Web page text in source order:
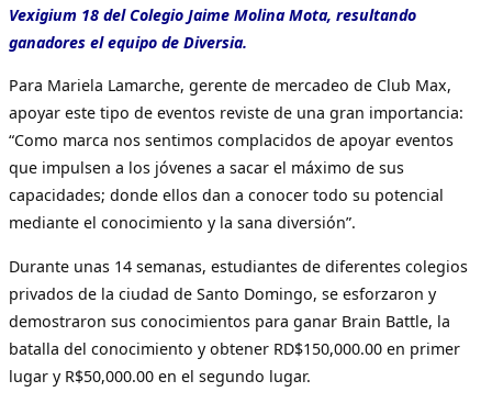
Vexigium 18 del Colegio Jaime Molina Mota, resultando
ganadores el equipo de Diversia.
Para Mariela Lamarche, gerente de mercadeo de Club Max,
apoyar este tipo de eventos reviste de una gran importancia:
“Como marca nos sentimos complacidos de apoyar eventos
que impulsen a los jóvenes a sacar el máximo de sus
capacidades; donde ellos dan a conocer todo su potencial
mediante el conocimiento y la sana diversión”.
Durante unas 14 semanas, estudiantes de diferentes colegios
privados de la ciudad de Santo Domingo, se esforzaron y
demostraron sus conocimientos para ganar Brain Battle, la
batalla del conocimiento y obtener RD$150,000.00 en primer
lugar y R$50,000.00 en el segundo lugar.